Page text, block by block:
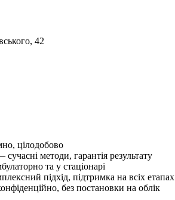
42
цілодобово
сучасні методи, гарантія результату
та у стаціонарі
підхід, підтримка на всіх етапах
без постановки на облік